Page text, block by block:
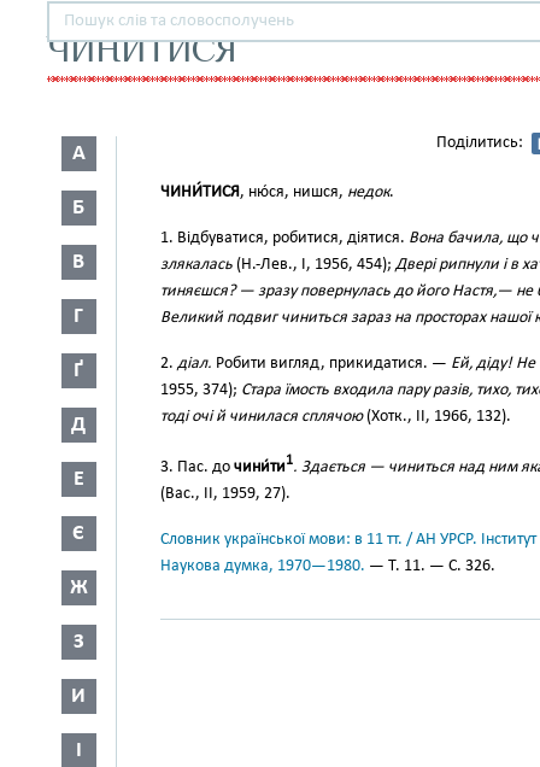
ЧИНИТИСЯ
А
Б
В
Г
Ґ
Д
Е
Є
Ж
З
И
І
Поділитись:
ЧИНИ́ТИСЯ, ню́ся, нишся, недок.
1. Відбуватися, робитися, діятися. Вона бачила, що
злякалась (Н.-Лев., I, 1956, 454);Двері рипнули і в
тиняєшся? — зразу повернулась до його Настя,— не
Великий подвиг чиниться зараз на просторах нашої
2. діал. Робити вигляд, прикидатися. — Ей, діду! Не
1955, 374); Стара їмость входила пару разів, тихо,
тоді очі й чинилася сплячою(Хотк., II, 1966, 132).
3. Пас. до чини́ти1. Здається — чиниться над ним
(Вас., II, 1959, 27).
Словник української мови: в 11 тт. / АН УРСР.
Наукова думка, 1970—1980. — Т. 11. — С. 326.